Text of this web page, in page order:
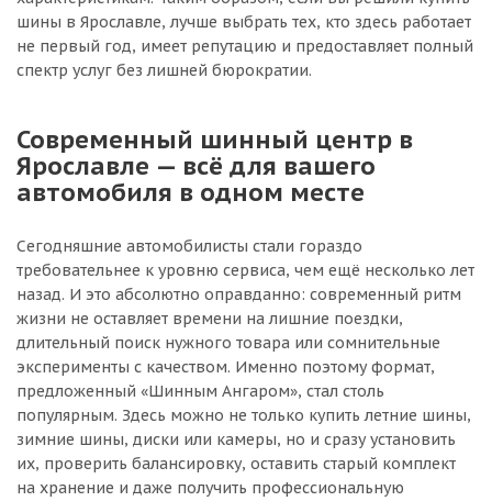
шины в Ярославле, лучше выбрать тех, кто здесь работает
не первый год, имеет репутацию и предоставляет полный
спектр услуг без лишней бюрократии.
Современный шинный центр в
Ярославле — всё для вашего
автомобиля в одном месте
Сегодняшние автомобилисты стали гораздо
требовательнее к уровню сервиса, чем ещё несколько лет
назад. И это абсолютно оправданно: современный ритм
жизни не оставляет времени на лишние поездки,
длительный поиск нужного товара или сомнительные
эксперименты с качеством. Именно поэтому формат,
предложенный «Шинным Ангаром», стал столь
популярным. Здесь можно не только купить летние шины,
зимние шины, диски или камеры, но и сразу установить
их, проверить балансировку, оставить старый комплект
на хранение и даже получить профессиональную